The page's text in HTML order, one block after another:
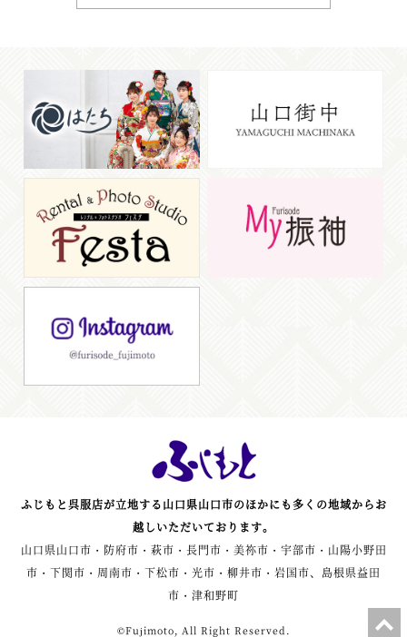
ふじもと呉服店が立地する山口県山口市のほかにも多くの地域からお
越しいただいております。
山口県山口市・防府市・萩市・長門市・美祢市・宇部市・山陽小野田
市・下関市・周南市・下松市・光市・柳井市・岩国市、島根県益田
市・津和野町
©Fujimoto, All Right Reserved.